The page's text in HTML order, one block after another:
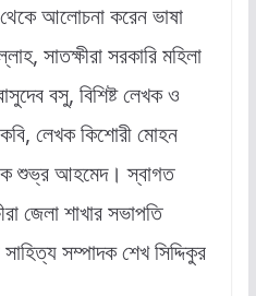
আলোচনা করেন ভাষা
সাতক্ষীরা সরকারি মহিলা
বসু, বিশিষ্ট লেখক ও
লেখক কিশোরী মোহন
শুভ্র আহমেদ। স্বাগত
জেলা শাখার সভাপতি
সম্পাদক শেখ সিদ্দিকুর